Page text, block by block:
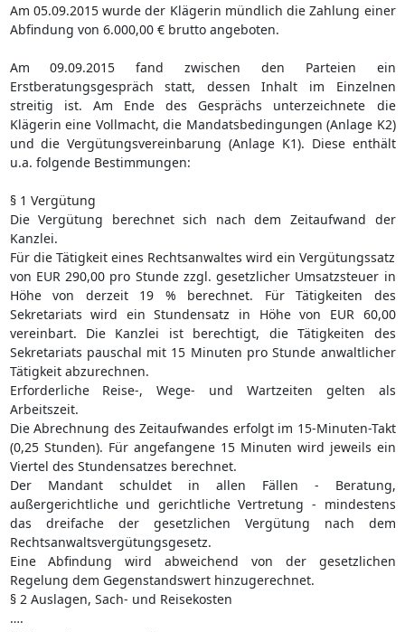
Am 05.09.2015 wurde der Klägerin mündlich die Zahlung einer
Abfindung von 6.000,00 € brutto angeboten.
Am 09.09.2015 fand zwischen den Parteien ein
Erstberatungsgespräch statt, dessen Inhalt im Einzelnen
streitig ist. Am Ende des Gesprächs unterzeichnete die
Klägerin eine Vollmacht, die Mandatsbedingungen (Anlage K2)
und die Vergütungsvereinbarung (Anlage K1). Diese enthält
u.a. folgende Bestimmungen:
§ 1 Vergütung
Die Vergütung berechnet sich nach dem Zeitaufwand der
Kanzlei.
Für die Tätigkeit eines Rechtsanwaltes wird ein Vergütungssatz
von EUR 290,00 pro Stunde zzgl. gesetzlicher Umsatzsteuer in
Höhe von derzeit 19 % berechnet. Für Tätigkeiten des
Sekretariats wird ein Stundensatz in Höhe von EUR 60,00
vereinbart. Die Kanzlei ist berechtigt, die Tätigkeiten des
Sekretariats pauschal mit 15 Minuten pro Stunde anwaltlicher
Tätigkeit abzurechnen.
Erforderliche Reise-, Wege- und Wartzeiten gelten als
Arbeitszeit.
Die Abrechnung des Zeitaufwandes erfolgt im 15-Minuten-Takt
(0,25 Stunden). Für angefangene 15 Minuten wird jeweils ein
Viertel des Stundensatzes berechnet.
Der Mandant schuldet in allen Fällen - Beratung,
außergerichtliche und gerichtliche Vertretung - mindestens
das dreifache der gesetzlichen Vergütung nach dem
Rechtsanwaltsvergütungsgesetz.
Eine Abfindung wird abweichend von der gesetzlichen
Regelung dem Gegenstandswert hinzugerechnet.
§ 2 Auslagen, Sach- und Reisekosten
….